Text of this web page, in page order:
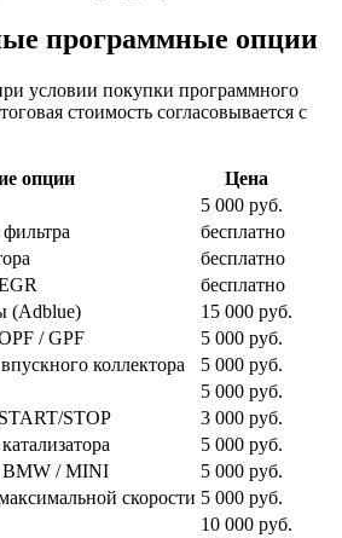
программные опции
условии покупки программного
стоимость согласовывается с
опции
Цена
5 000 руб.
бесплатно
бесплатно
бесплатно
(Adblue)
15 000 руб.
/ GPF
5 000 руб.
коллектора
5 000 руб.
5 000 руб.
STOP
3 000 руб.
5 000 руб.
BMW / MINI
5 000 руб.
скорости 5 000 руб.
10 000 руб.